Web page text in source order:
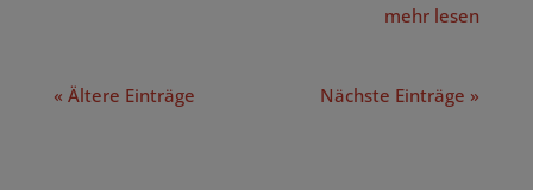
mehr lesen
« Ältere Einträge Nächste Einträge »